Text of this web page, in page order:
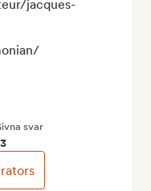
jacques-
svar